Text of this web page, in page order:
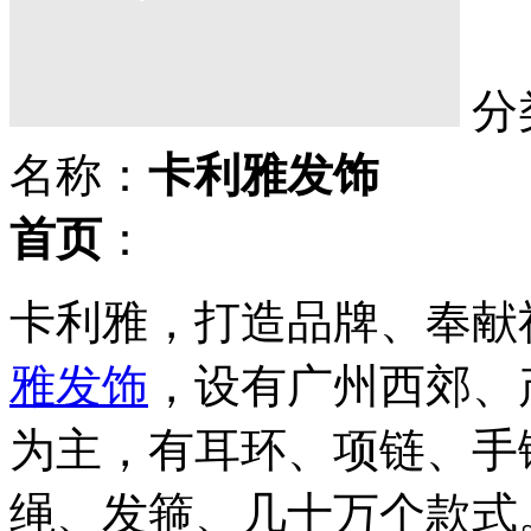
分
名称： 卡利雅发饰
首页 ：
卡利雅，打造品牌、奉
雅发饰 ，设有广州西郊
为主，有耳环、项链、
绳、发箍、几十万个款